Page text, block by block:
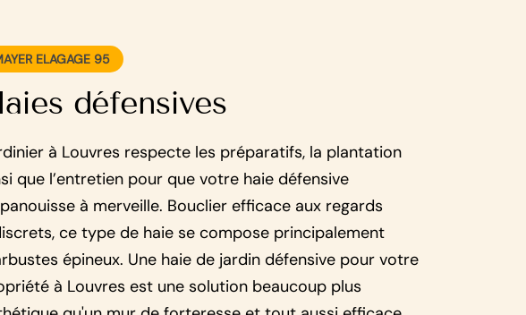
ELAGAGE 95
défensives
à Louvres respecte les préparatifs, la plantation
que l’entretien pour que votre haie défensive
à merveille. Bouclier efficace aux regards
ce type de haie se compose principalement
épineux. Une haie de jardin défensive pour votre
à Louvres est une solution beaucoup plus